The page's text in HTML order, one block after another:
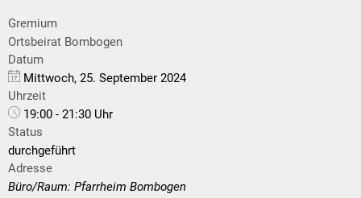
Gremium
Ortsbeirat Bombogen
Datum
Mittwoch, 25. September 2024
Uhrzeit
19:00 - 21:30 Uhr
Status
durchgeführt
Adresse
Büro/Raum: Pfarrheim Bombogen